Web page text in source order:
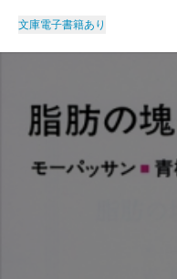
文庫電子書籍あり